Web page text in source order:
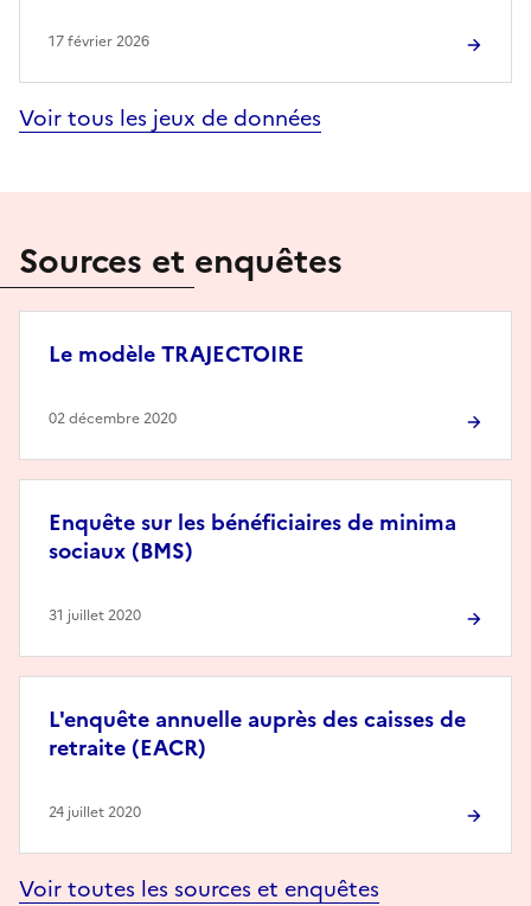
17 février 2026
Voir tous les jeux de données
Sources et enquêtes
Le modèle TRAJECTOIRE
02 décembre 2020
Enquête sur les bénéficiaires de minima
sociaux (BMS)
31 juillet 2020
L'enquête annuelle auprès des caisses de
retraite (EACR)
24 juillet 2020
Voir toutes les sources et enquêtes